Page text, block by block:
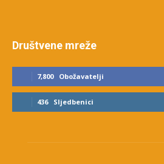
Društvene mreže
7,800 Obožavatelji
436 Sljedbenici